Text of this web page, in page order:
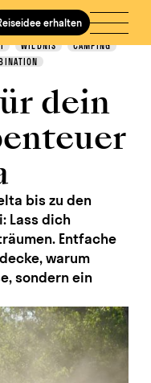
erhalten
WILDNIS
CAMPING
dein
bis zu den
Lass dich
Entfache
warum
sondern ein